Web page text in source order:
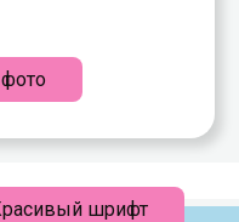
шрифт